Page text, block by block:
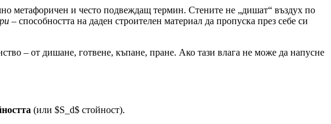
метафоричен и често подвеждащ термин. Стените не „дишат“ въздух по
– способността на даден строителен материал да пропуска през себе си
– от дишане, готвене, къпане, пране. Ако тази влага не може да напусне
(или $S_d$ стойност).